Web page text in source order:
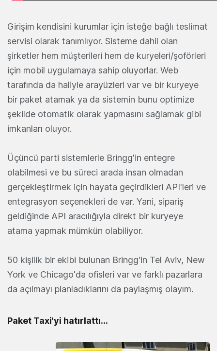
Girişim kendisini kurumlar için isteğe bağlı teslimat
servisi olarak tanımlıyor. Sisteme dahil olan
şirketler hem müşterileri hem de kuryeleri/şoförleri
için mobil uygulamaya sahip oluyorlar. Web
tarafında da haliyle arayüzleri var ve bir kuryeye
bir paket atamak ya da sistemin bunu optimize
şekilde otomatik olarak yapmasını sağlamak gibi
imkanları oluyor.
Üçüncü parti sistemlerle Bringg'in entegre
olabilmesi ve bu süreci arada insan olmadan
gerçekleştirmek için hayata geçirdikleri API'leri ve
entegrasyon seçenekleri de var. Yani, sipariş
geldiğinde API aracılığıyla direkt bir kuryeye
atama yapmak mümkün olabiliyor.
50 kişilik bir ekibi bulunan Bringg'in Tel Aviv, New
York ve Chicago'da ofisleri var ve farklı pazarlara
da açılmayı planladıklarını da paylaşmış olayım.
Paket Taxi'yi hatırlattı...